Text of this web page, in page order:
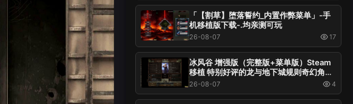
「【割草】堕落誓约_内置作弊菜单」-手
机移植版下载-.均亲测可玩
26-08-07 17
冰风谷 增强版（完整版+菜单版）Steam
移植 特别好评的龙与地下城规则奇幻角色
扮演游戏！
26-08-07 4